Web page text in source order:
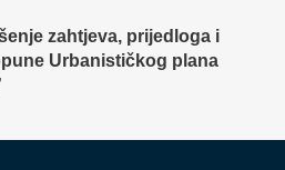
zahtjeva, prijedloga i
Urbanističkog plana